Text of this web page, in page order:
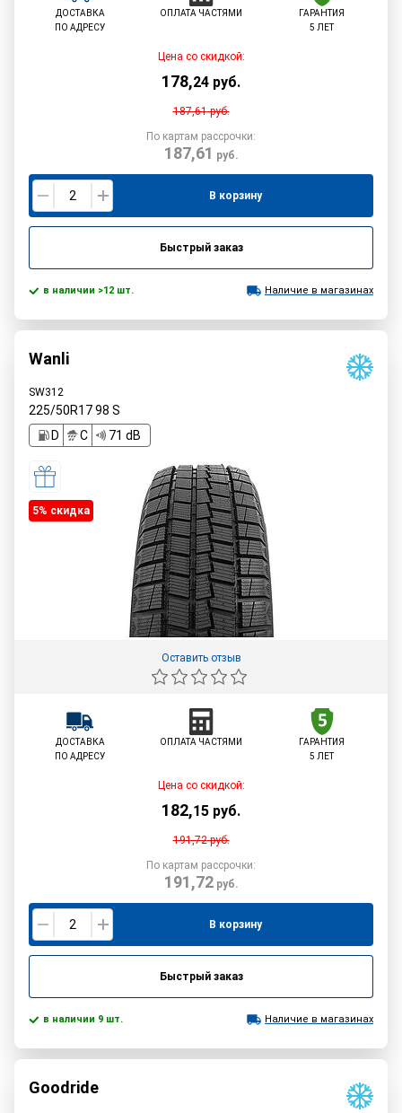
ДОСТАВКА
ПО АДРЕСУ
ОПЛАТА ЧАСТЯМИ
ГАРАНТИЯ
5 ЛЕТ
Цена со скидкой:
178,24 руб.
187,61руб.
По картам рассрочки:
187,61 руб.
В корзину
Быстрый заказ
в наличии >12 шт. Наличие в магазинах
Wanli
SW312
225/50R1798 S
D
C 71 dB
5% cкидка
Оставить отзыв
ДОСТАВКА
ПО АДРЕСУ
ОПЛАТА ЧАСТЯМИ
ГАРАНТИЯ
5 ЛЕТ
Цена со скидкой:
182,15 руб.
191,72руб.
По картам рассрочки:
191,72руб.
В корзину
Быстрый заказ
в наличии 9 шт. Наличие в магазинах
Goodride